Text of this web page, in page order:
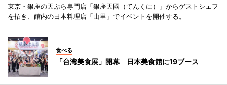
東京・銀座の天ぷら専門店「銀座天國（てんくに）」からゲストシェフ
を招き、館内の日本料理店「山里」でイベントを開催する。
食べる
「台湾美食展」開幕 日本美食館に19ブース